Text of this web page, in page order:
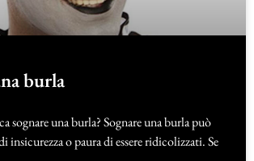
burla
sognare una burla? Sognare una burla può
insicurezza o paura di essere ridicolizzati. Se